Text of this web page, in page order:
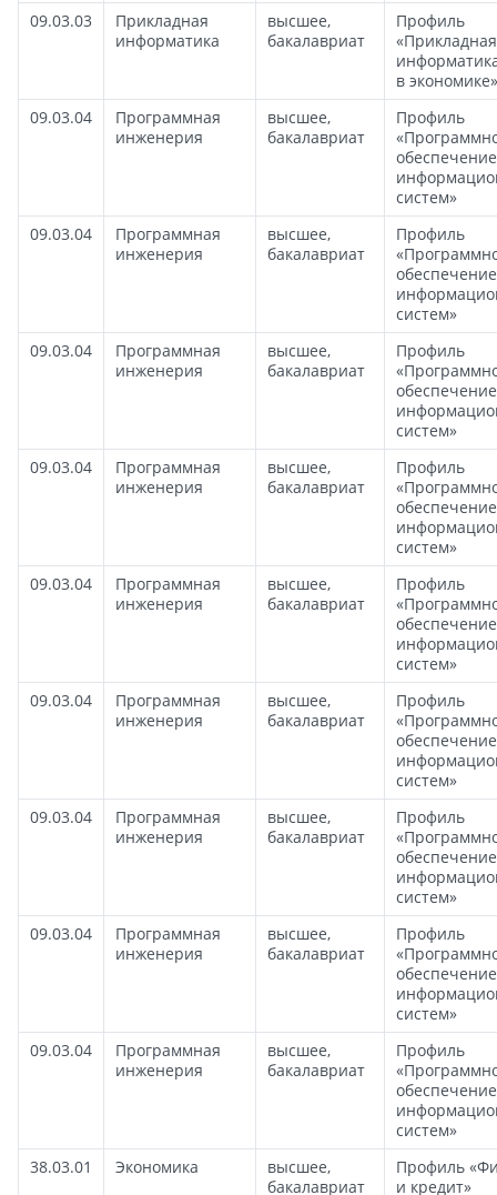
09.03.03
Прикладная
информатика
высшее,
бакалавриат
Профиль
«Прикладная
в экономике»
09.03.04
Программная
инженерия
высшее,
бакалавриат
Профиль
обеспечение
систем»
09.03.04
Программная
инженерия
высшее,
бакалавриат
Профиль
обеспечение
систем»
09.03.04
Программная
инженерия
высшее,
бакалавриат
Профиль
обеспечение
систем»
09.03.04
Программная
инженерия
высшее,
бакалавриат
Профиль
обеспечение
систем»
09.03.04
Программная
инженерия
высшее,
бакалавриат
Профиль
обеспечение
систем»
09.03.04
Программная
инженерия
высшее,
бакалавриат
Профиль
обеспечение
систем»
09.03.04
Программная
инженерия
высшее,
бакалавриат
Профиль
обеспечение
систем»
09.03.04
Программная
инженерия
высшее,
бакалавриат
Профиль
обеспечение
систем»
09.03.04
Программная
инженерия
высшее,
бакалавриат
Профиль
обеспечение
систем»
38.03.01
Экономика
высшее,
бакалавриат
Профиль
и кредит»